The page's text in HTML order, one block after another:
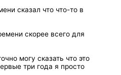
сказал что что-то в
скорее всего для
могу сказать что это
три года я просто